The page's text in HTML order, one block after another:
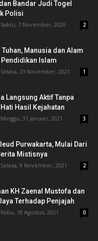
Bandar Judi Togel
Polisi
Sabtu, 7 November, 2020 2
Manusia dan Alam
Islam
Selasa, 23 November, 2021 1
Langsung Aktif Tanpa
Hasil Kejahatan
Minggu, 31 Januari, 2021 3
Purwakarta, Mulai Dari
Mistisnya
Selasa, 9 November, 2021 2
KH Zaenal Mustofa dan
Terhadap Penjajah
Rabu, 18 Agustus, 2021 0